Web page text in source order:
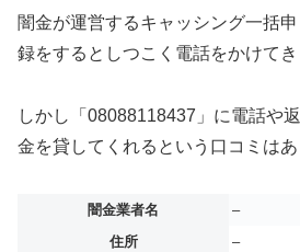
闇金が運営するキャッシング一括
録をするとしつこく電話をかけてき
しかし「08088118437」に電話や
金を貸してくれるという口コミはあ
闇金業者名
–
住所
–